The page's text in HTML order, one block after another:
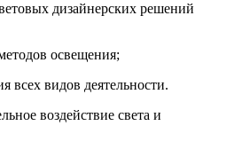
дизайнерских решений
освещения;
всех видов деятельности.
воздействие света и